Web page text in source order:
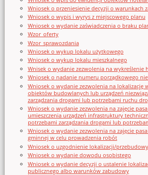
Wniosek o przeniesienie decyzji o warunkach
Wniosek o wypis i wyrys z miejscowego planu
Wniosek o wydanie zaświadczenia o braku
Wzor_oferty
Wzor_sprawozdania
Wniosek o wykup lokalu użytkowego
Wniosek o wykup lokalu mieszkalnego
Wnisek o wydanie zezwolenia na wykreślenie
Wniosek o nadanie numeru porządkowego
Wniosek o wydanie zezwolenia na lokalizację
obiektów budowlanych lub urządzeń
zarządzania drogami lub potrzebami ruchu
Wniosek o wydanie zezwolenia na zajęcie
umieszczenia urządzeń infrastruktury
potrzebami zarządzania drogami lub
Wniosek o wydanie zezwolenia na zajęcie
gminnej w celu prowadzenia robót
Wniosek o uzgodnienie lokalizacji/
Wniosek o wydanie dowodu osobistego
Wniosek o wydanie decyzji o ustalenie
publicznego albo warunków zabudowy